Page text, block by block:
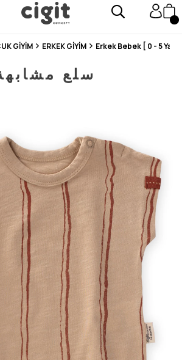
En Uygun Fiyat Garantisi !
ve Üzeri Alışverişlerde Kargo Ücretsiz !
Koşulsuz Şartsız İade İmkanı
GİYİM ERKEK GİYİM Erkek Bebek [ 0 - 5 Yaş ]
سلع